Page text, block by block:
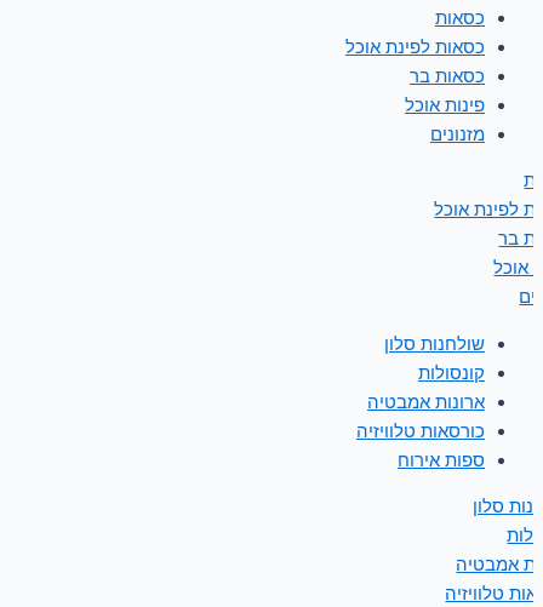
כסאות
כסאות לפינת אוכל
כסאות בר
פינות אוכל
מזנונים
לפינת אוכל
בר
אוכל
שולחנות סלון
קונסולות
ארונות אמבטיה
כורסאות טלוויזיה
ספות אירוח
סלון
אמבטיה
טלוויזיה